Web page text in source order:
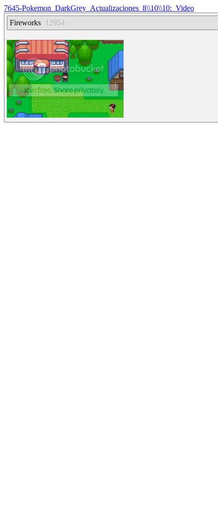
7645-Pokemon_DarkGrey_Actualizaciones_8\\10\\10:_Video
Fireworks
12954